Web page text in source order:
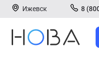
Ижевск 8